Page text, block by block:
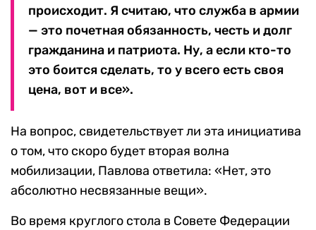
происходит. Я считаю, что служба в армии
— это почетная обязанность, честь и долг
гражданина и патриота. Ну, а если кто-то
это боится сделать, то у всего есть своя
цена, вот и все».
На вопрос, свидетельствует ли эта инициатива
о том, что скоро будет вторая волна
мобилизации, Павлова ответила: «Нет, это
абсолютно несвязанные вещи».
Во время круглого стола в Совете Федерации